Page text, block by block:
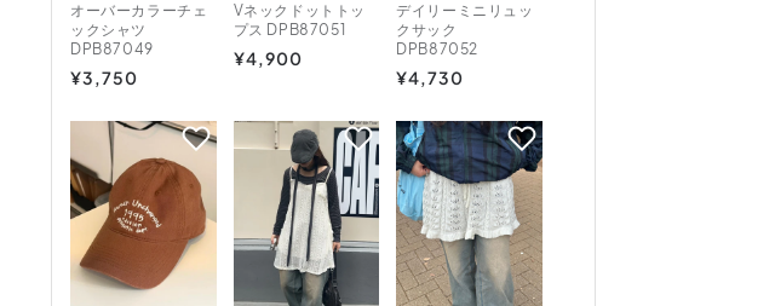
オーバーカラーチェ
ックシャツ
DPB87049
通
格
¥3,750
Vネックドットトッ
プス DPB87051
通
¥4,900
デイリーミニリュッ
クサック
DPB87052
通
価
格
¥4,730